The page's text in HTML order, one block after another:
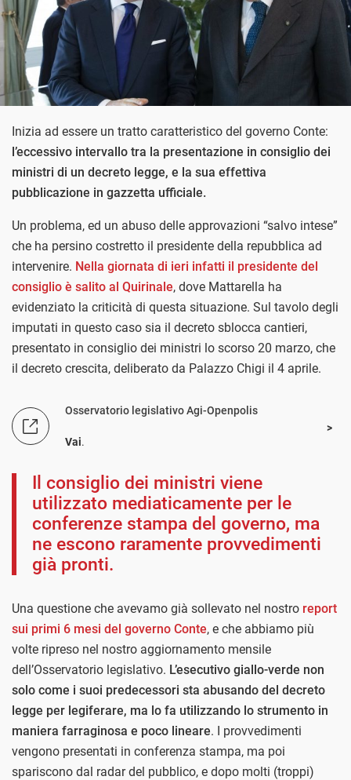
Inizia ad essere un tratto caratteristico del governo Conte:
l’eccessivo intervallo tra la presentazione in consiglio dei
ministri di un decreto legge, e la sua effettiva
pubblicazione in gazzetta ufficiale.
Un problema, ed un abuso delle approvazioni “salvo intese”
che ha persino costretto il presidente della repubblica ad
intervenire. Nella giornata di ieri infatti il presidente del
consiglio è salito al Quirinale, dove Mattarella ha
evidenziato la criticità di questa situazione. Sul tavolo degli
imputati in questo caso sia il decreto sblocca cantieri,
presentato in consiglio dei ministri lo scorso 20 marzo, che
il decreto crescita, deliberato da Palazzo Chigi il 4 aprile.
Osservatorio legislativo Agi-Openpolis
Vai.
Il consiglio dei ministri viene
utilizzato mediaticamente per le
conferenze stampa del governo, ma
ne escono raramente provvedimenti
già pronti.
Una questione che avevamo già sollevato nel nostro report
sui primi 6 mesi del governo Conte, e che abbiamo più
volte ripreso nel nostro aggiornamento mensile
dell’Osservatorio legislativo. L’esecutivo giallo-verde non
solo come i suoi predecessori sta abusando del decreto
legge per legiferare, ma lo fa utilizzando lo strumento in
maniera farraginosa e poco lineare. I provvedimenti
vengono presentati in conferenza stampa, ma poi
spariscono dal radar del pubblico, e dopo molti (troppi)